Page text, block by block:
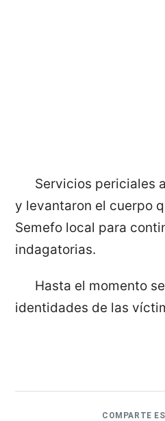
Servicios periciales
y levantaron el cuerpo
Semefo local para
indagatorias.
Hasta el momento
identidades de las
COMPARTE